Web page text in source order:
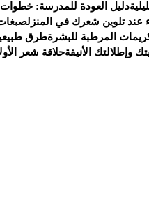
دليل العودة للمدرسة:
عند تلوين شعرك في المنزل
المرطبة للبشرةطرق
وإطلالتك الأنيقةحلاقة شعر